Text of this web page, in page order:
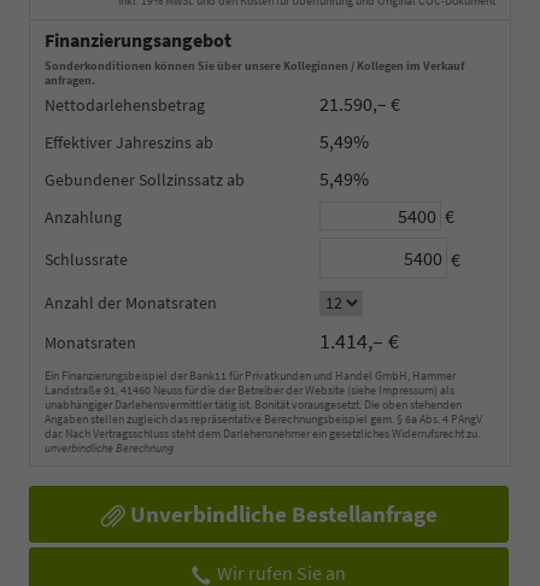
Finanzierungsangebot
Sonderkonditionen können Sie über unsere Kolleginnen / Kollegen im Verkauf
anfragen.
Nettodarlehensbetrag 21.590,– €
Effektiver Jahreszins 5,49%
Gebundener Sollzinssatz 5,49%
Anzahlung €
Schlussrate €
Anzahl der Monatsraten
Monatsraten
1.414,– €
Ein Finanzierungsbeispiel der Bank11 für Privatkunden und Handel GmbH, Hammer
Landstraße 91, 41460 Neuss für die der Betreiber der Website (siehe Impressum) als
unabhängiger Darlehensvermittler tätig ist. Bonität vorausgesetzt. Die oben stehenden
Angaben stellen zugleich das repräsentative Berechnungsbeispiel gem. § 6a Abs. 4 PAngV
dar. Nach Vertragsschluss steht dem Darlehensnehmer ein gesetzliches Widerrufsrecht zu.
unverbindliche Berechnung
Unverbindliche Bestellanfrage
Wir rufen Sie an